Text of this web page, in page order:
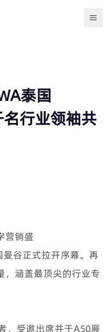
泰国
行业领袖共
营销盛
谷正式拉开序幕。再
，涵盖最顶尖的行业专
，受邀出席并于A50展